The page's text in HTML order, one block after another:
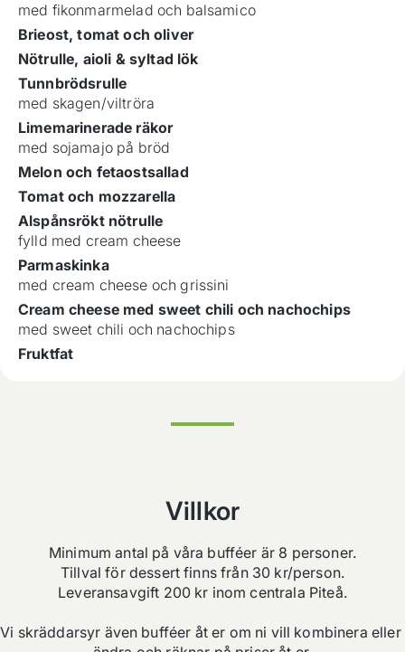
med fikonmarmelad och balsamico
Brieost, tomat och oliver
Nötrulle, aioli & syltad lök
Tunnbrödsrulle
med skagen/viltröra
Limemarinerade räkor
med sojamajo på bröd
Melon och fetaostsallad
Tomat och mozzarella
Alspånsrökt nötrulle
fylld med cream cheese
Parmaskinka
med cream cheese och grissini
Cream cheese med sweet chili och nachochips
med sweet chili och nachochips
Fruktfat
Villkor
Minimum antal på våra bufféer är 8 personer.
Tillval för dessert finns från 30 kr/person.
Leveransavgift 200 kr inom centrala Piteå.
Vi skräddarsyr även bufféer åt er om ni vill kombinera eller